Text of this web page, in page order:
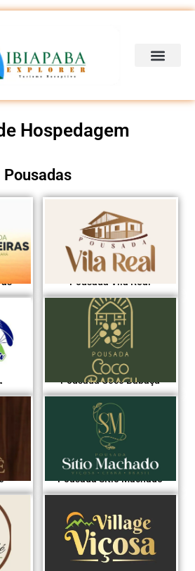
Hospedagem
Pousadas
Pousada Vila Real
Pousada Coco Babaçu
Pousada Sítio Machado